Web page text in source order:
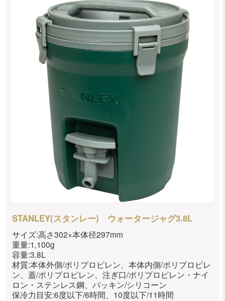
STANLEY(スタンレー) ウォータージャグ3.8L
サイズ:高さ302×本体径297mm
重量:1,100g
容量:3.8L
材質:本体外側/ポリプロピレン、本体内側/ポリプロピレ
ン、蓋/ポリプロピレン、注ぎ口/ポリプロピレン・ナイ
ロン・ステンレス鋼、パッキン/シリコーン
保冷力目安:6度以下/6時間、10度以下/11時間